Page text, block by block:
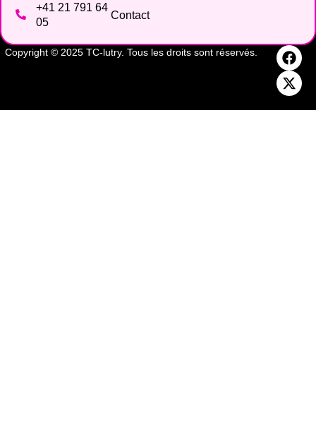
+41 21 791 64
05
Contact
Copyright © 2025 TC-lutry. Tous les droits sont réservés.